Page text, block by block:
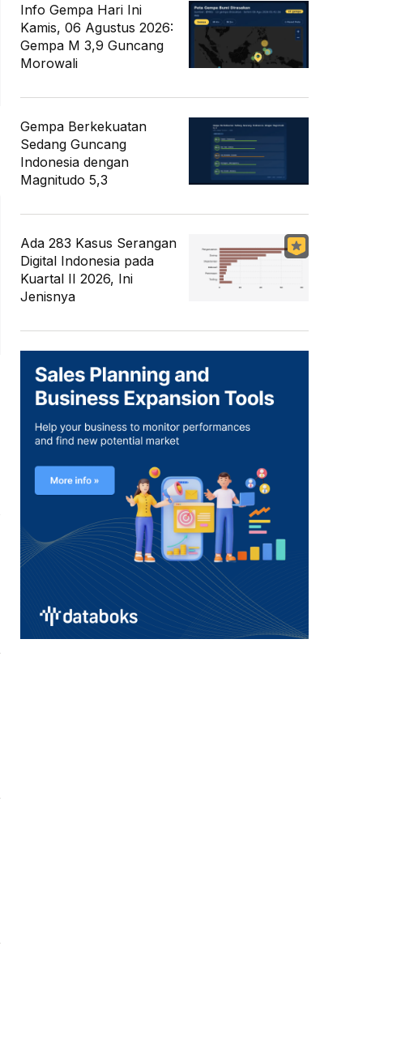
Info Gempa Hari Ini
Kamis, 06 Agustus 2026:
Gempa M 3,9 Guncang
Morowali
Gempa Berkekuatan
Sedang Guncang
Indonesia dengan
Magnitudo 5,3
Ada 283 Kasus Serangan
Digital Indonesia pada
Kuartal II 2026, Ini
Jenisnya